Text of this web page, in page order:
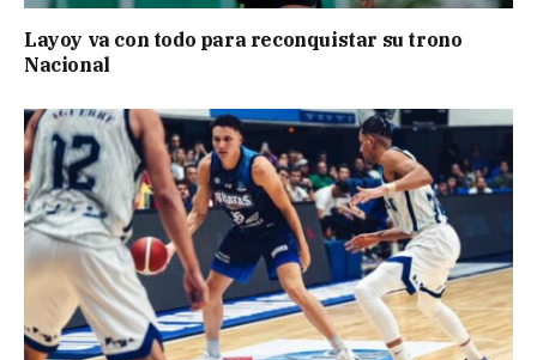
Layoy va con todo para reconquistar su trono
Nacional